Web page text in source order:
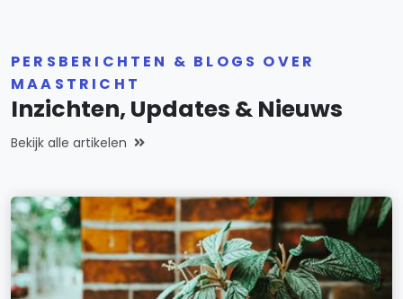
PERSBERICHTEN & BLOGS OVER
MAASTRICHT
Inzichten, Updates & Nieuws
Bekijk alle artikelen